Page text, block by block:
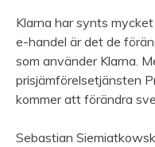
Klarna har synts
e-handel är det de
som använder Klarna.
prisjämförelsetjänsten
kommer att förändra
Sebastian